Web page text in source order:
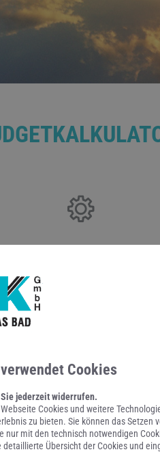
Cookies
jederzeit widerrufen.
Cookies und weitere
zu bieten. Sie können das Setzen
nur mit den technisch notwendigen
Übersicht der Cookies und